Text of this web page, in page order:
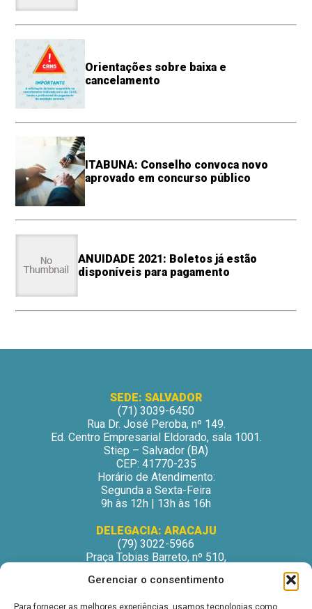
Gerenciar o consentimento
Para fornecer as melhores experiências, usamos tecnologias como
Orientações sobre baixa e
cancelamento
ITABUNA: Conselho convoca novo
aprovado em concurso público
ANUIDADE 2021: Boletos já estão
disponíveis para pagamento
SEDE: SALVADOR
(71) 3039-6450
Rua Dr. José Peroba, nº 149.
Ed. Centro Empresarial Eldorado, sala 1001.
Stiep – Salvador (BA)
CEP: 41770-235
Horário de Atendimento:
Segunda a Sexta-Feira
9h às 12h | 13h às 16h
DELEGACIA: ARACAJU
(79) 3022-5966
Praça Tobias Barreto, nº 510,
São José – Aracaju/SE